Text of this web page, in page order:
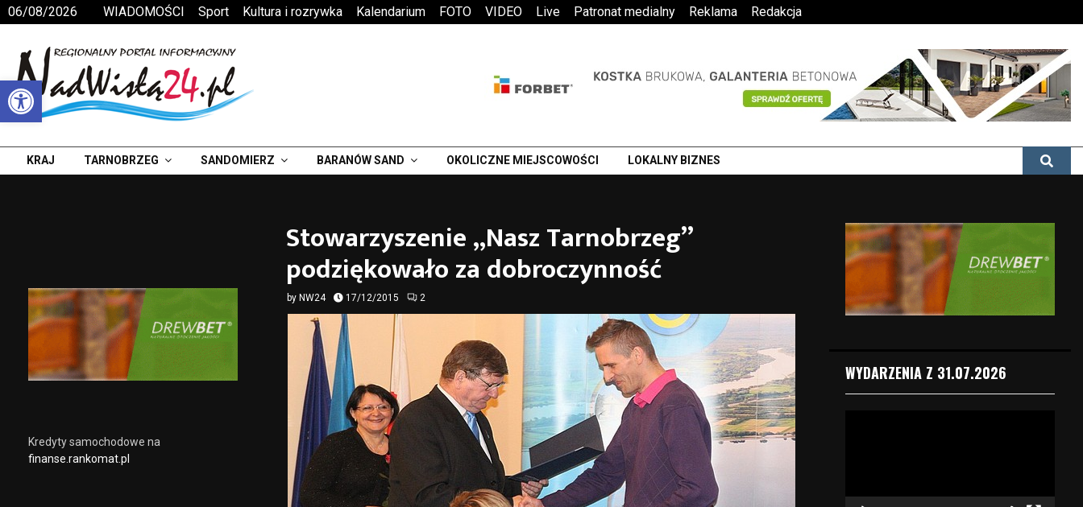
Otwórz pasek narzędzi
06/08/2026 WIADOMOŚCI Sport Kultura i rozrywka Kalendarium FOTO VIDEO Live Patronat medialny Reklama Redakcja
KRAJ TARNOBRZEG SANDOMIERZ BARANÓW SAND OKOLICZNE MIEJSCOWOŚCI LOKALNY BIZNES
Stowarzyszenie „Nasz Tarnobrzeg”
podziękowało za dobroczynność
by NW24 17/12/2015 2
Kredyty samochodowe na
finanse.rankomat.pl
WYDARZENIA Z 31.07.2026